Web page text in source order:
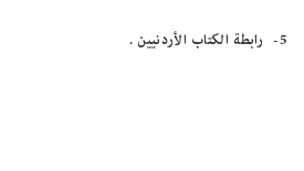
5- رابطة الكتاب الأردنيين .